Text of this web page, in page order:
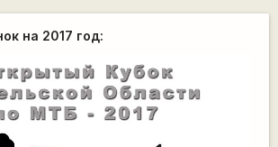
на 2017 год: